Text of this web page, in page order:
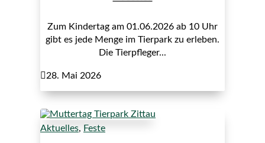
Zum Kindertag am 01.06.2026 ab 10 Uhr
gibt es jede Menge im Tierpark zu erleben.
Die Tierpfleger...
28. Mai 2026
Aktuelles, Feste